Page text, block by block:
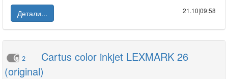
Детали...
21.10|09:58
2
Cartus color inkjet LEXMARK 26
(original)